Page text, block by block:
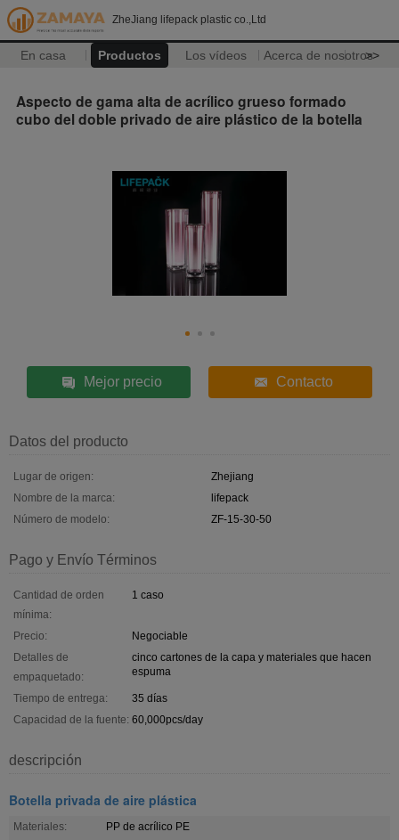
ZheJiang lifepack plastic co.,Ltd
En casa Productos Los vídeos Acerca de nosotros>>
Aspecto de gama alta de acrílico grueso formado
cubo del doble privado de aire plástico de la botella
Mejor precio Contacto
Datos del producto
Lugar de origen:
Zhejiang
Nombre de la marca:
lifepack
Número de modelo:
ZF-15-30-50
Pago y Envío Términos
Cantidad de orden
mínima:
1 caso
Precio:
Negociable
Detalles de
empaquetado:
cinco cartones de la capa y materiales que hacen
espuma
Tiempo de entrega:
35 días
Capacidad de la fuente: 60,000pcs/day
descripción
Botella privada de aire plástica
Materiales:
PP de acrílico PE